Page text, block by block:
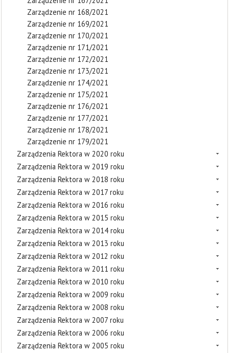
Zarządzenie nr 168/2021
Zarządzenie nr 169/2021
Zarządzenie nr 170/2021
Zarządzenie nr 171/2021
Zarządzenie nr 172/2021
Zarządzenie nr 173/2021
Zarządzenie nr 174/2021
Zarządzenie nr 175/2021
Zarządzenie nr 176/2021
Zarządzenie nr 177/2021
Zarządzenie nr 178/2021
Zarządzenie nr 179/2021
Zarządzenia Rektora w 2020 roku
Zarządzenia Rektora w 2019 roku
Zarządzenia Rektora w 2018 roku
Zarządzenia Rektora w 2017 roku
Zarządzenia Rektora w 2016 roku
Zarządzenia Rektora w 2015 roku
Zarządzenia Rektora w 2014 roku
Zarządzenia Rektora w 2013 roku
Zarządzenia Rektora w 2012 roku
Zarządzenia Rektora w 2011 roku
Zarządzenia Rektora w 2010 roku
Zarządzenia Rektora w 2009 roku
Zarządzenia Rektora w 2008 roku
Zarządzenia Rektora w 2007 roku
Zarządzenia Rektora w 2006 roku
Zarządzenia Rektora w 2005 roku